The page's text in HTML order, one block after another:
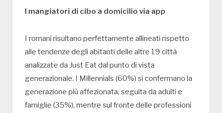
I mangiatori di cibo a domicilio via app
I romani risultano perfettamente allineati rispetto
alle tendenze degli abitanti delle altre 19 città
analizzate da Just Eat dal punto di vista
generazionale. I Millennials (60%) si confermano la
generazione più affezionata, seguita da adulti e
famiglie (35%), mentre sul fronte delle professioni